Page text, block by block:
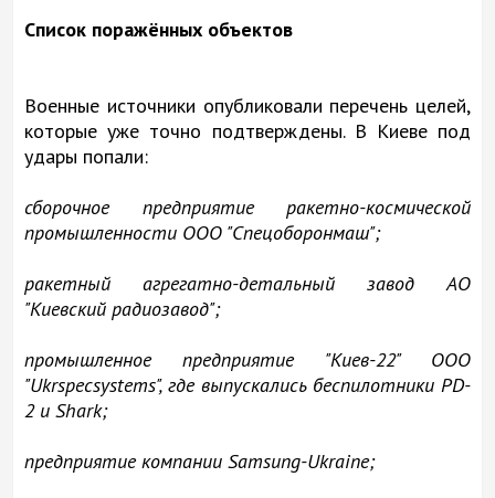
Список поражённых объектов
Военные источники опубликовали перечень целей,
которые уже точно подтверждены. В Киеве под
удары попали:
сборочное предприятие ракетно-космической
промышленности ООО "Спецоборонмаш";
ракетный агрегатно-детальный завод АО
"Киевский радиозавод";
промышленное предприятие "Киев-22" ООО
"Ukrspecsystems", где выпускались беспилотники PD-
2 и Shark;
предприятие компании Samsung-Ukraine;